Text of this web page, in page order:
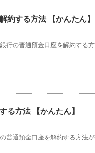
約する方法 【かんたん】
行の普通預金口座を解約する方
る方法 【かんたん】
普通預金口座を解約する方法が